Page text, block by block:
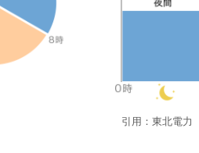
引用：東北電力